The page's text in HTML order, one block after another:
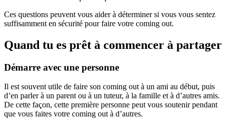
Ces questions peuvent vous aider à déterminer si vous vous sentez
suffisamment en sécurité pour faire votre coming out.
Quand tu es prêt à commencer à partager
Démarre avec une personne
Il est souvent utile de faire son coming out à un ami au début, puis
d’en parler à un parent ou à un tuteur, à la famille et à d’autres amis.
De cette façon, cette première personne peut vous soutenir pendant
que vous faites votre coming out à d’autres.